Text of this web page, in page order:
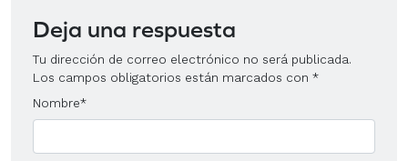
Deja una respuesta
Tu dirección de correo electrónico no será publicada.
Los campos obligatorios están marcados con *
Nombre*